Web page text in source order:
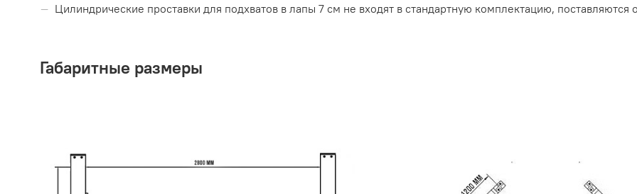
Цилиндрические проставки для подхватов в лапы 7 см не входят в стандартную комплектацию, поставляются
Габаритные размеры